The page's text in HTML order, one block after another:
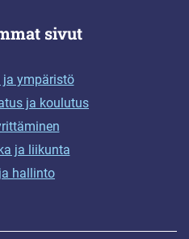
sivut
ja ympäristö
ja koulutus
ja liikunta
hallinto